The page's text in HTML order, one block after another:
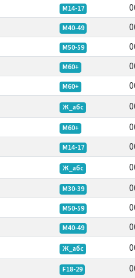
M14-17
M40-49
M50-59
M60+
M60+
Ж_абс
M60+
M14-17
Ж_абс
M30-39
M50-59
M40-49
Ж_абс
F18-29